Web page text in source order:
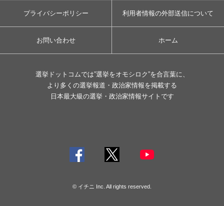
プライバシーポリシー 利用者情報の外部送信について
お問い合わせ ホーム
選挙ドットコムでは”選挙をオモシロク”を合言葉に、
より多くの選挙報道・政治家情報を掲載する
日本最大級の選挙・政治家情報サイトです
© イチニ Inc. All rights reserved.